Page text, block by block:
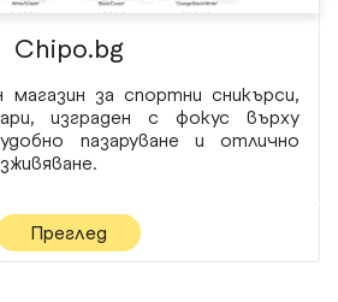
Chipo.bg
магазин за спортни сникърси,
изграден с фокус върху
пазаруване и отлично
Преглед